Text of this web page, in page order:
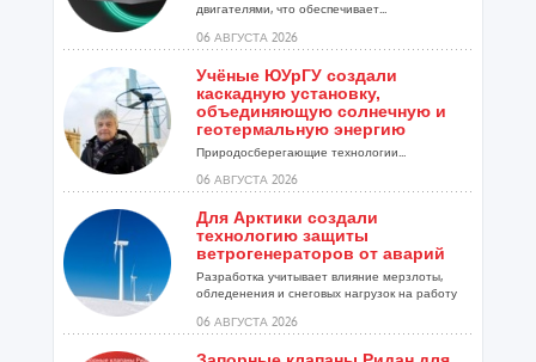
двигателями, что обеспечивает...
06 АВГУСТА 2026
Учёные ЮУрГУ создали
каскадную установку,
объединяющую солнечную и
геотермальную энергию
Природосберегающие технологии...
06 АВГУСТА 2026
Для Арктики создали
технологию защиты
ветрогенераторов от аварий
Разработка учитывает влияние мерзлоты,
обледенения и снеговых нагрузок на работу
06 АВГУСТА 2026